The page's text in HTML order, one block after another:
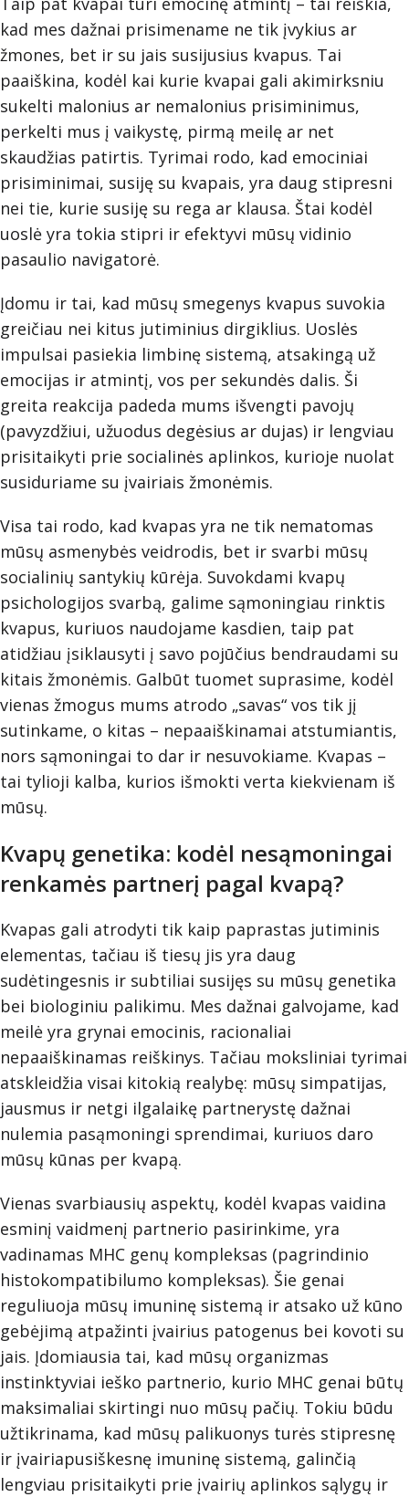
kad mes dažnai prisimename ne tik įvykius ar
žmones, bet ir su jais susijusius kvapus. Tai
paaiškina, kodėl kai kurie kvapai gali akimirksniu
sukelti malonius ar nemalonius prisiminimus,
perkelti mus į vaikystę, pirmą meilę ar net
skaudžias patirtis. Tyrimai rodo, kad emociniai
prisiminimai, susiję su kvapais, yra daug stipresni
nei tie, kurie susiję su rega ar klausa. Štai kodėl
uoslė yra tokia stipri ir efektyvi mūsų vidinio
pasaulio navigatorė.
Įdomu ir tai, kad mūsų smegenys kvapus suvokia
greičiau nei kitus jutiminius dirgiklius. Uoslės
impulsai pasiekia limbinę sistemą, atsakingą už
emocijas ir atmintį, vos per sekundės dalis. Ši
greita reakcija padeda mums išvengti pavojų
(pavyzdžiui, užuodus degėsius ar dujas) ir lengviau
prisitaikyti prie socialinės aplinkos, kurioje nuolat
susiduriame su įvairiais žmonėmis.
Visa tai rodo, kad kvapas yra ne tik nematomas
mūsų asmenybės veidrodis, bet ir svarbi mūsų
socialinių santykių kūrėja. Suvokdami kvapų
psichologijos svarbą, galime sąmoningiau rinktis
kvapus, kuriuos naudojame kasdien, taip pat
atidžiau įsiklausyti į savo pojūčius bendraudami su
kitais žmonėmis. Galbūt tuomet suprasime, kodėl
vienas žmogus mums atrodo „savas“ vos tik jį
sutinkame, o kitas – nepaaiškinamai atstumiantis,
nors sąmoningai to dar ir nesuvokiame. Kvapas –
tai tylioji kalba, kurios išmokti verta kiekvienam iš
mūsų.
Kvapų genetika: kodėl nesąmoningai
renkamės partnerį pagal kvapą?
Kvapas gali atrodyti tik kaip paprastas jutiminis
elementas, tačiau iš tiesų jis yra daug
sudėtingesnis ir subtiliai susijęs su mūsų genetika
bei biologiniu palikimu. Mes dažnai galvojame, kad
meilė yra grynai emocinis, racionaliai
nepaaiškinamas reiškinys. Tačiau moksliniai tyrimai
atskleidžia visai kitokią realybę: mūsų simpatijas,
jausmus ir netgi ilgalaikę partnerystę dažnai
nulemia pasąmoningi sprendimai, kuriuos daro
mūsų kūnas per kvapą.
Vienas svarbiausių aspektų, kodėl kvapas vaidina
esminį vaidmenį partnerio pasirinkime, yra
vadinamas MHC genų kompleksas (pagrindinio
histokompatibilumo kompleksas). Šie genai
reguliuoja mūsų imuninę sistemą ir atsako už kūno
gebėjimą atpažinti įvairius patogenus bei kovoti su
jais. Įdomiausia tai, kad mūsų organizmas
instinktyviai ieško partnerio, kurio MHC genai būtų
maksimaliai skirtingi nuo mūsų pačių. Tokiu būdu
užtikrinama, kad mūsų palikuonys turės stipresnę
ir įvairiapusiškesnę imuninę sistemą, galinčią
lengviau prisitaikyti prie įvairių aplinkos sąlygų ir